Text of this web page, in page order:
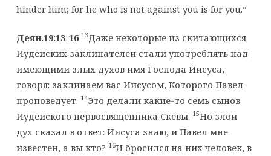
hinder him; for he who is not against you is for you.”
Деян.19:13-16 13 Даже некоторые из скитающихся
Иудейских заклинателей стали употреблять над
имеющими злых духов имя Господа Иисуса,
говоря: заклинаем вас Иисусом, Которого Павел
проповедует. 14Это делали какие-то семь сынов
Иудейского первосвященника Скевы. 15Но злой
дух сказал в ответ: Иисуса знаю, и Павел мне
известен, а вы кто? 16И бросился на них человек, в